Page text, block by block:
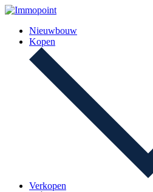
Nieuwbouw
Kopen
Verkopen